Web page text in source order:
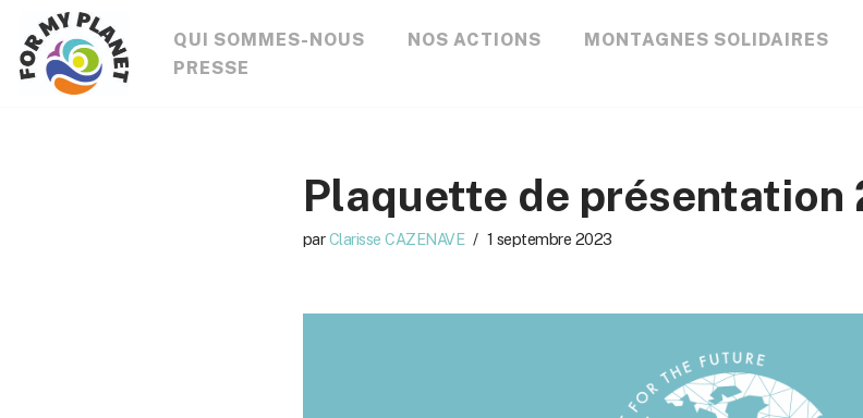
Aller
au
contenu
QUI SOMMES-NOUS NOS ACTIONS MONTAGNES SOLIDAIRES
PRESSE
Plaquette de présentation
parClarisse CAZENAVE 1 septembre 2023